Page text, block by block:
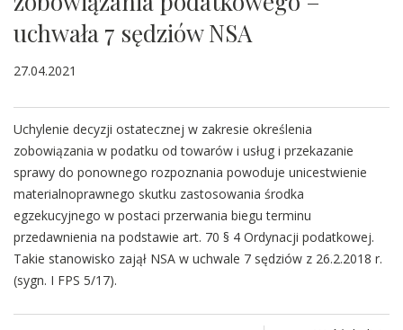
uchwała 7 sędziów NSA
27.04.2021
Uchylenie decyzji ostatecznej w zakresie określenia
zobowiązania w podatku od towarów i usług i przekazanie
sprawy do ponownego rozpoznania powoduje unicestwienie
materialnoprawnego skutku zastosowania środka
egzekucyjnego w postaci przerwania biegu terminu
przedawnienia na podstawie art. 70 § 4 Ordynacji podatkowej.
Takie stanowisko zajął NSA w uchwale 7 sędziów z 26.2.2018 r.
(sygn. I FPS 5/17).